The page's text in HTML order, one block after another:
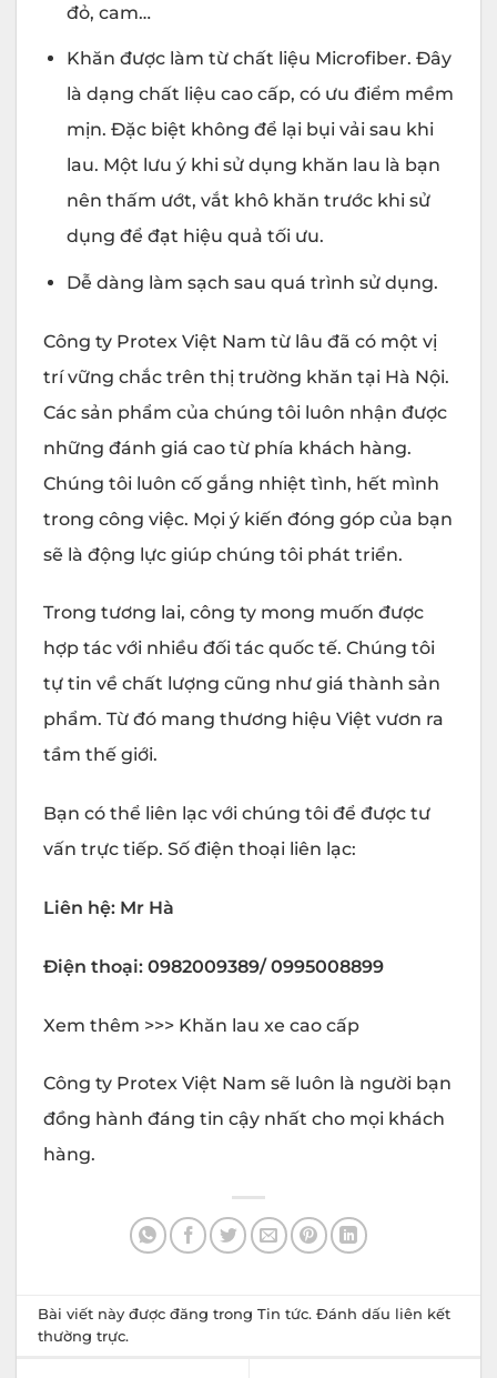
đỏ, cam…
Khăn được làm từ chất liệu Microfiber. Đây
là dạng chất liệu cao cấp, có ưu điểm mềm
mịn. Đặc biệt không để lại bụi vải sau khi
lau. Một lưu ý khi sử dụng khăn lau là bạn
nên thấm ướt, vắt khô khăn trước khi sử
dụng để đạt hiệu quả tối ưu.
Dễ dàng làm sạch sau quá trình sử dụng.
Công ty Protex Việt Nam từ lâu đã có một vị
trí vững chắc trên thị trường khăn tại Hà Nội.
Các sản phẩm của chúng tôi luôn nhận được
những đánh giá cao từ phía khách hàng.
Chúng tôi luôn cố gắng nhiệt tình, hết mình
trong công việc. Mọi ý kiến đóng góp của bạn
sẽ là động lực giúp chúng tôi phát triển.
Trong tương lai, công ty mong muốn được
hợp tác với nhiều đối tác quốc tế. Chúng tôi
tự tin về chất lượng cũng như giá thành sản
phẩm. Từ đó mang thương hiệu Việt vươn ra
tầm thế giới.
Bạn có thể liên lạc với chúng tôi để được tư
vấn trực tiếp. Số điện thoại liên lạc:
Liên hệ: Mr Hà
Điện thoại: 0982009389/ 0995008899
Xem thêm >>> Khăn lau xe cao cấp
Công ty Protex Việt Nam sẽ luôn là người bạn
đồng hành đáng tin cậy nhất cho mọi khách
hàng.
Bài viết này được đăng trongTin tức. Đánh dấu liên kết
thường trực.